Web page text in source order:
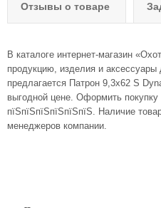
Отзывы о товаре
В каталоге интернет-магазин
продукцию, изделия и аксессуары
предлагается Патрон 9,3х62 S
выгодной цене. Оформить
пїЅпїЅпїЅпїЅпїЅпїЅ. Наличие
менеджеров компании.